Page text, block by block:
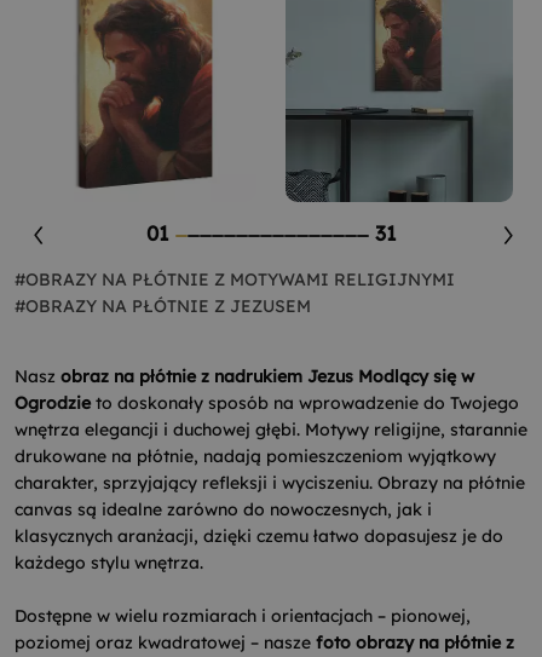
01 31
#OBRAZY NA PŁÓTNIE Z MOTYWAMI RELIGIJNYMI
#OBRAZY NA PŁÓTNIE Z JEZUSEM
Nasz obraz na płótnie z nadrukiem Jezus Modlący się w
Ogrodzie to doskonały sposób na wprowadzenie do Twojego
wnętrza elegancji i duchowej głębi. Motywy religijne, starannie
drukowane na płótnie, nadają pomieszczeniom wyjątkowy
charakter, sprzyjający refleksji i wyciszeniu. Obrazy na płótnie
canvas są idealne zarówno do nowoczesnych, jak i
klasycznych aranżacji, dzięki czemu łatwo dopasujesz je do
każdego stylu wnętrza.
Dostępne w wielu rozmiarach i orientacjach – pionowej,
poziomej oraz kwadratowej – nasze foto obrazy na płótnie z